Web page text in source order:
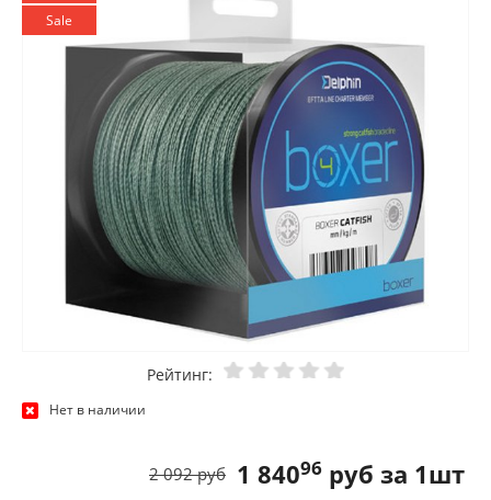
Sale
Рейтинг:
Нет в наличии
1 84096 руб за 1шт
2 092 руб